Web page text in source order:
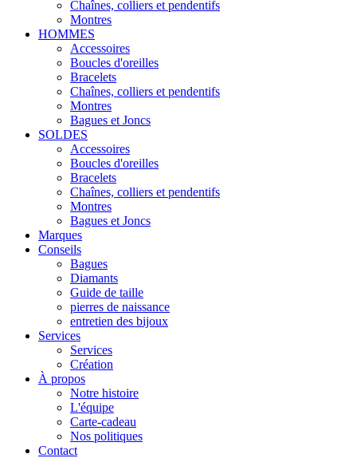
Chaînes, colliers et pendentifs
Montres
HOMMES
Accessoires
Boucles d'oreilles
Bracelets
Chaînes, colliers et pendentifs
Montres
Bagues et Joncs
SOLDES
Accessoires
Boucles d'oreilles
Bracelets
Chaînes, colliers et pendentifs
Montres
Bagues et Joncs
Marques
Conseils
Bagues
Diamants
Guide de taille
pierres de naissance
entretien des bijoux
Services
Services
Création
À propos
Notre histoire
L'équipe
Carte-cadeau
Nos politiques
Contact